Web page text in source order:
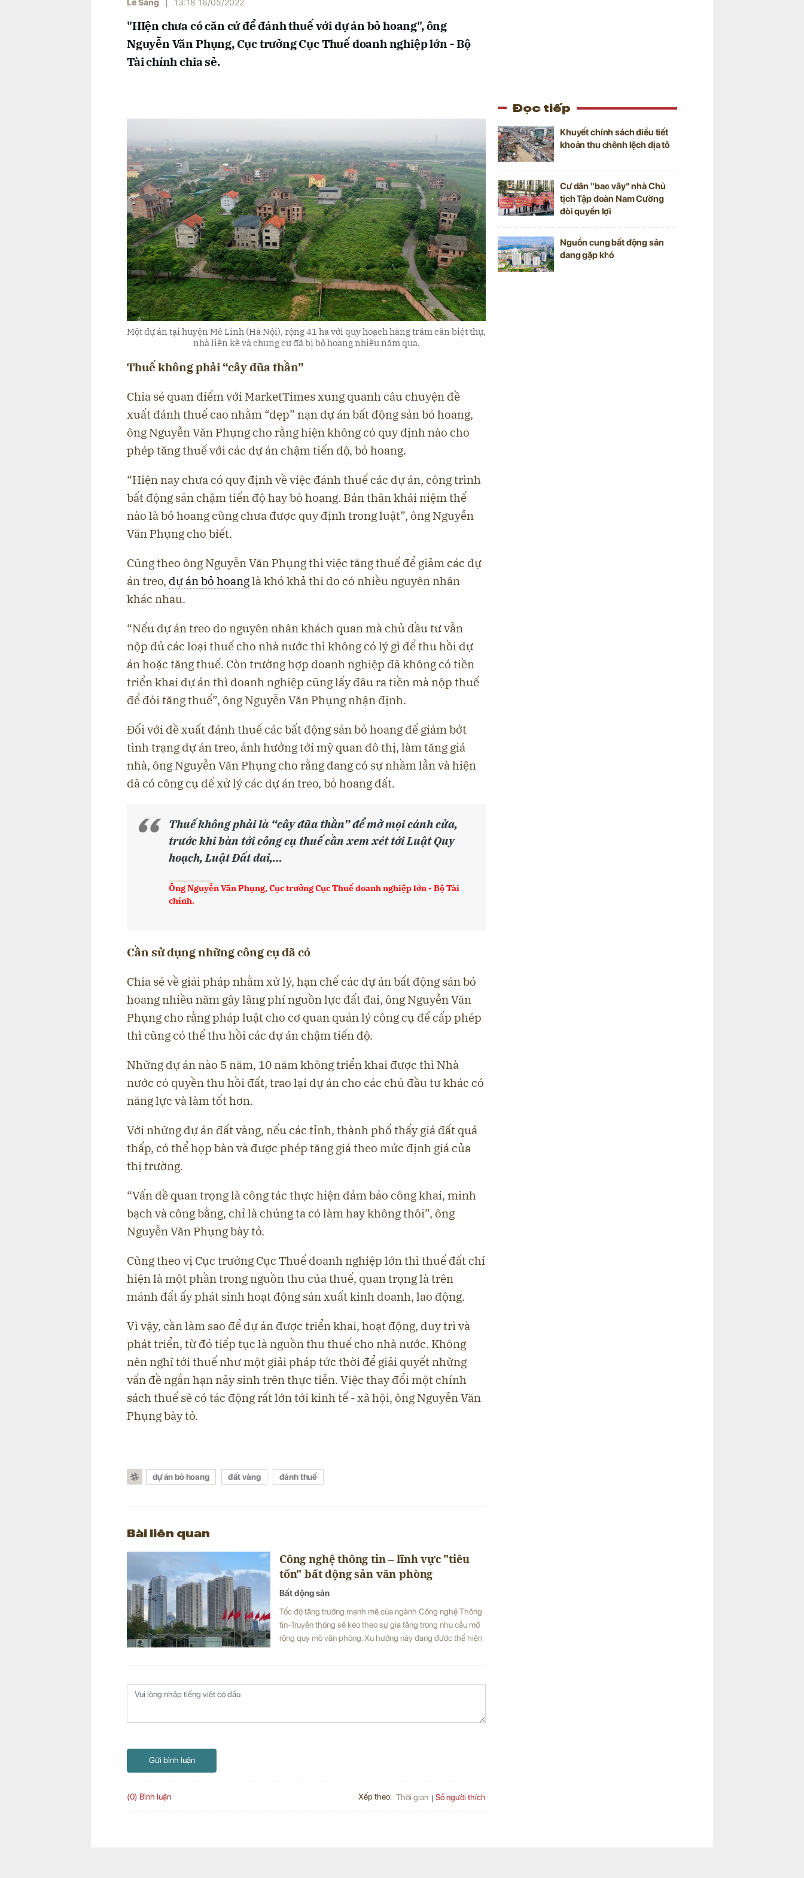
Lê Sáng 13:18 16/05/2022
"HIện chưa có căn cứ để đánh thuế với dự án bỏ hoang", ông
Nguyễn Văn Phụng, Cục trưởng Cục Thuế doanh nghiệp lớn - Bộ
Tài chính chia sẻ.
Một dự án tại huyện Mê Linh (Hà Nội), rộng 41 ha với quy hoạch hàng trăm căn biệt thự,
nhà liền kề và chung cư đã bị bỏ hoang nhiều năm qua.
Thuế không phải “cây đũa thần”
Chia sẻ quan điểm với MarketTimes xung quanh câu chuyện đề
xuất đánh thuế cao nhằm “dẹp” nạn dự án bất động sản bỏ hoang,
ông Nguyễn Văn Phụng cho rằng hiện không có quy định nào cho
phép tăng thuế với các dự án chậm tiến độ, bỏ hoang.
“Hiện nay chưa có quy định về việc đánh thuế các dự án, công trình
bất động sản chậm tiến độ hay bỏ hoang. Bản thân khái niệm thế
nào là bỏ hoang cũng chưa được quy định trong luật”, ông Nguyễn
Văn Phụng cho biết.
Cũng theo ông Nguyễn Văn Phụng thì việc tăng thuế để giảm các dự
án treo, dự án bỏ hoanglà khó khả thi do có nhiều nguyên nhân
khác nhau.
“Nếu dự án treo do nguyên nhân khách quan mà chủ đầu tư vẫn
nộp đủ các loại thuế cho nhà nước thì không có lý gì để thu hồi dự
án hoặc tăng thuế. Còn trường hợp doanh nghiệp đã không có tiền
triển khai dự án thì doanh nghiệp cũng lấy đâu ra tiền mà nộp thuế
để đòi tăng thuế”, ông Nguyễn Văn Phụng nhận định.
Đối với đề xuất đánh thuế các bất động sản bỏ hoang để giảm bớt
tình trạng dự án treo, ảnh hưởng tới mỹ quan đô thị, làm tăng giá
nhà, ông Nguyễn Văn Phụng cho rằng đang có sự nhầm lẫn và hiện
đã có công cụ để xử lý các dự án treo, bỏ hoang đất.
Thuế không phải là “cây đũa thần” để mở mọi cánh cửa,
trước khi bàn tới công cụ thuế cần xem xét tới Luật Quy
hoạch, Luật Đất đai,…
Ông Nguyễn Văn Phụng, Cục trưởng Cục Thuế doanh nghiệp lớn - Bộ Tài
chính.
Cần sử dụng những công cụ đã có
Chia sẻ về giải pháp nhằm xử lý, hạn chế các dự án bất động sản bỏ
hoang nhiều năm gây lãng phí nguồn lực đất đai, ông Nguyễn Văn
Phụng cho rằng pháp luật cho cơ quan quản lý công cụ để cấp phép
thì cũng có thể thu hồi các dự án chậm tiến độ.
Những dự án nào 5 năm, 10 năm không triển khai được thì Nhà
nước có quyền thu hồi đất, trao lại dự án cho các chủ đầu tư khác có
năng lực và làm tốt hơn.
Với những dự án đất vàng, nếu các tỉnh, thành phố thấy giá đất quá
thấp, có thể họp bàn và được phép tăng giá theo mức định giá của
thị trường.
“Vấn đề quan trọng là công tác thực hiện đảm bảo công khai, minh
bạch và công bằng, chỉ là chúng ta có làm hay không thôi”, ông
Nguyễn Văn Phụng bày tỏ.
Cũng theo vị Cục trưởng Cục Thuế doanh nghiệp lớn thì thuế đất chỉ
hiện là một phần trong nguồn thu của thuế, quan trọng là trên
mảnh đất ấy phát sinh hoạt động sản xuất kinh doanh, lao động.
Vì vậy, cần làm sao để dự án được triển khai, hoạt động, duy trì và
phát triển, từ đó tiếp tục là nguồn thu thuế cho nhà nước. Không
nên nghĩ tới thuế như một giải pháp tức thời để giải quyết những
vấn đề ngắn hạn nảy sinh trên thực tiễn. Việc thay đổi một chính
sách thuế sẽ có tác động rất lớn tới kinh tế - xã hội, ông Nguyễn Văn
Phụng bày tỏ.
dự án bỏ hoang đất vàng đánh thuế
Bài liên quan
Công nghệ thông tin – lĩnh vực "tiêu
tốn" bất động sản văn phòng
Bất động sản
Tốc độ tăng trưởng mạnh mẽ của ngành Công nghệ Thông
tin-Truyền thông sẽ kéo theo sự gia tăng trong nhu cầu mở
rộng quy mô văn phòng. Xu hướng này đang được thể hiện
Gửi bình luận
(0) Bình luận Xếp theo: Thời gian Số người thích
Đọc tiếp
Khuyết chính sách điều tiết
khoản thu chênh lệch địa tô
Cư dân "bao vây" nhà Chủ
tịch Tập đoàn Nam Cường
đòi quyền lợi
Nguồn cung bất động sản
đang gặp khó